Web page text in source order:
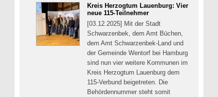
Kreis Herzogtum Lauenburg: Vier
neue 115-Teilnehmer
[03.12.2025] Mit der Stadt
Schwarzenbek, dem Amt Büchen,
dem Amt Schwarzenbek-Land und
der Gemeinde Wentorf bei Hamburg
sind nun vier weitere Kommunen im
Kreis Herzogtum Lauenburg dem
115-Verbund beigetreten. Die
Behördennummer steht somit